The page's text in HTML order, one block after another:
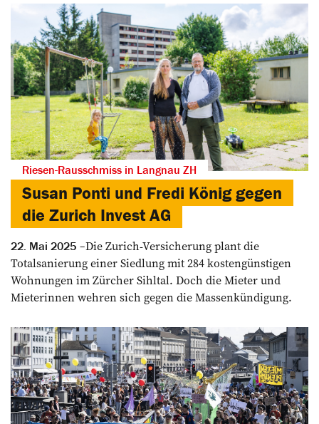
Riesen-Rausschmiss in Langnau ZH
Susan Ponti und Fredi König gegen
die Zurich Invest AG
22. Mai 2025
Die Zurich-Versicherung plant die
Totalsanierung einer Siedlung mit 284 kostengünstigen
Wohnungen im Zürcher Sihltal. Doch die Mieter und
Mieterinnen wehren sich gegen die Massenkündigung.